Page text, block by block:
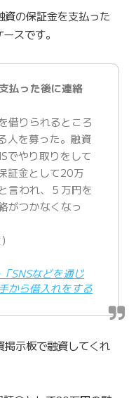
の保証金を支払った
スです。
払った後に連絡
借りられるところ
人を募った。融資
でやり取りをして
証金として20万
言われ、５万円を
がつかなくなっ
SNSなどを通じ
から借入れをする
掲示板で融資してくれ